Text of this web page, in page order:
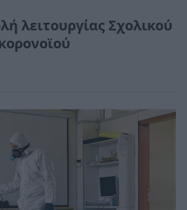
λειτουργίας Σχολικού